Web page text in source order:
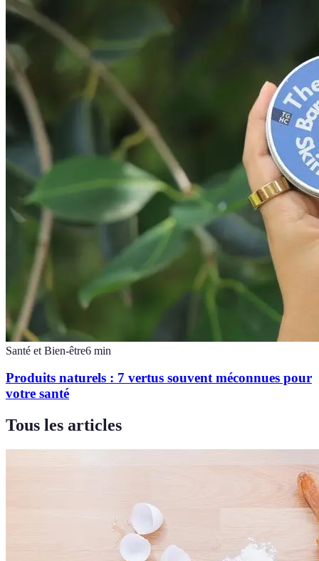
Santé et Bien-être6 min
Produits naturels : 7 vertus souvent méconnues pour
votre santé
Tous les articles